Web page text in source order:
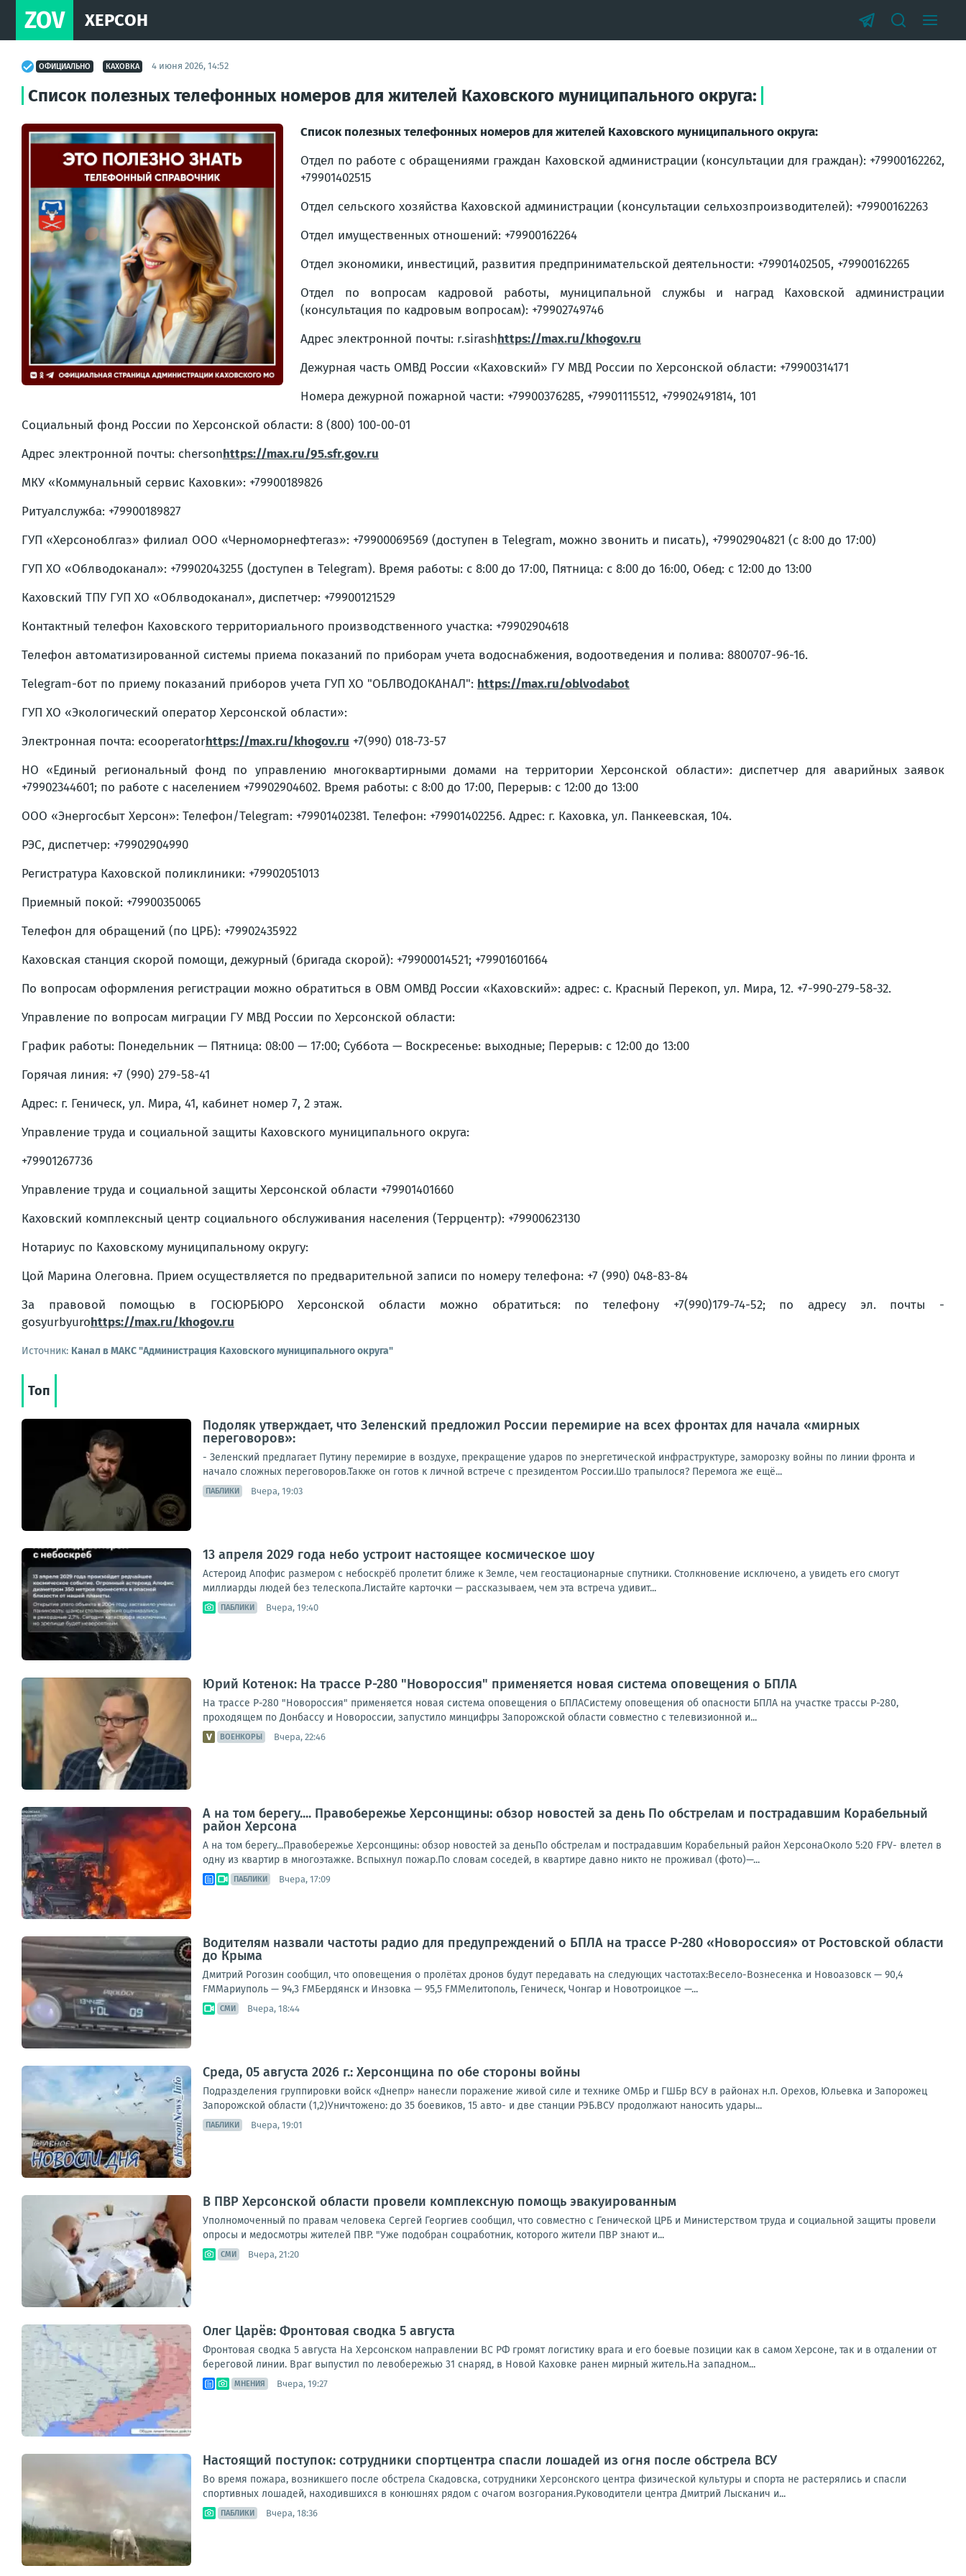
ZOV ХЕРСОН
ОФИЦИАЛЬНО КАХОВКА 4 июня 2026, 14:52
Список полезных телефонных номеров для жителей Каховского муниципального округа:
Список полезных телефонных номеров для жителей Каховского муниципального округа:
Отдел по работе с обращениями граждан Каховской администрации (консультации для граждан): +79900162262,
+79901402515
Отдел сельского хозяйства Каховской администрации (консультации сельхозпроизводителей): +79900162263
Отдел имущественных отношений: +79900162264
Отдел экономики, инвестиций, развития предпринимательской деятельности: +79901402505, +79900162265
Отдел по вопросам кадровой работы, муниципальной службы и наград Каховской администрации
(консультация по кадровым вопросам): +79902749746
Адрес электронной почты: r.sirashhttps://max.ru/khogov.ru
Дежурная часть ОМВД России «Каховский» ГУ МВД России по Херсонской области: +79900314171
Номера дежурной пожарной части: +79900376285, +79901115512, +79902491814, 101
Социальный фонд России по Херсонской области: 8 (800) 100-00-01
Адрес электронной почты: chersonhttps://max.ru/95.sfr.gov.ru
МКУ «Коммунальный сервис Каховки»: +79900189826
Ритуалслужба: +79900189827
ГУП «Херсоноблгаз» филиал ООО «Черноморнефтегаз»: +79900069569 (доступен в Telegram, можно звонить и писать), +79902904821 (с 8:00 до 17:00)
ГУП ХО «Облводоканал»: +79902043255 (доступен в Telegram). Время работы: с 8:00 до 17:00, Пятница: с 8:00 до 16:00, Обед: с 12:00 до 13:00
Каховский ТПУ ГУП ХО «Облводоканал», диспетчер: +79900121529
Контактный телефон Каховского территориального производственного участка: +79902904618
Телефон автоматизированной системы приема показаний по приборам учета водоснабжения, водоотведения и полива: 8800707-96-16.
Telegram-бот по приему показаний приборов учета ГУП ХО "ОБЛВОДОКАНАЛ": https://max.ru/oblvodabot
ГУП ХО «Экологический оператор Херсонской области»:
Электронная почта: ecooperatorhttps://max.ru/khogov.ru +7(990) 018-73-57
НО «Единый региональный фонд по управлению многоквартирными домами на территории Херсонской области»: диспетчер для аварийных заявок
+79902344601; по работе с населением +79902904602. Время работы: с 8:00 до 17:00, Перерыв: с 12:00 до 13:00
ООО «Энергосбыт Херсон»: Телефон/Telegram: +79901402381. Телефон: +79901402256. Адрес: г. Каховка, ул. Панкеевская, 104.
РЭС, диспетчер: +79902904990
Регистратура Каховской поликлиники: +79902051013
Приемный покой: +79900350065
Телефон для обращений (по ЦРБ): +79902435922
Каховская станция скорой помощи, дежурный (бригада скорой): +79900014521; +79901601664
По вопросам оформления регистрации можно обратиться в ОВМ ОМВД России «Каховский»: адрес: с. Красный Перекоп, ул. Мира, 12. +7-990-279-58-32.
Управление по вопросам миграции ГУ МВД России по Херсонской области:
График работы: Понедельник — Пятница: 08:00 — 17:00; Суббота — Воскресенье: выходные; Перерыв: с 12:00 до 13:00
Горячая линия: +7 (990) 279-58-41
Адрес: г. Геническ, ул. Мира, 41, кабинет номер 7, 2 этаж.
Управление труда и социальной защиты Каховского муниципального округа:
+79901267736
Управление труда и социальной защиты Херсонской области +79901401660
Каховский комплексный центр социального обслуживания населения (Террцентр): +79900623130
Нотариус по Каховскому муниципальному округу:
Цой Марина Олеговна. Прием осуществляется по предварительной записи по номеру телефона: +7 (990) 048-83-84
За правовой помощью в ГОСЮРБЮРО Херсонской области можно обратиться: по телефону +7(990)179-74-52; по адресу эл. почты -
gosyurbyurohttps://max.ru/khogov.ru
Источник: Канал в МАКС "Администрация Каховского муниципального округа"
Топ
Подоляк утверждает, что Зеленский предложил России перемирие на всех фронтах для начала «мирных
переговоров»:
- Зеленский предлагает Путину перемирие в воздухе, прекращение ударов по энергетической инфраструктуре, заморозку войны по линии фронта и
начало сложных переговоров.Также он готов к личной встрече с президентом России.Шо трапылося? Перемога же ещё...
ПАБЛИКИ Вчера, 19:03
13 апреля 2029 года небо устроит настоящее космическое шоу
Астероид Апофис размером с небоскрёб пролетит ближе к Земле, чем геостационарные спутники. Столкновение исключено, а увидеть его смогут
миллиарды людей без телескопа.Листайте карточки — рассказываем, чем эта встреча удивит...
ПАБЛИКИ Вчера, 19:40
Юрий Котенок: На трассе Р-280 "Новороссия" применяется новая система оповещения о БПЛА
На трассе Р-280 "Новороссия" применяется новая система оповещения о БПЛАСистему оповещения об опасности БПЛА на участке трассы Р-280,
проходящем по Донбассу и Новороссии, запустило минцифры Запорожской области совместно с телевизионной и...
ВОЕНКОРЫ Вчера, 22:46
А на том берегу.... Правобережье Херсонщины: обзор новостей за день По обстрелам и пострадавшим Корабельный
район Херсона
А на том берегу...Правобережье Херсонщины: обзор новостей за деньПо обстрелам и пострадавшим Корабельный район ХерсонаОколо 5:20 FPV- влетел в
одну из квартир в многоэтажке. Вспыхнул пожар.По словам соседей, в квартире давно никто не проживал (фото)—...
ПАБЛИКИ Вчера, 17:09
Водителям назвали частоты радио для предупреждений о БПЛА на трассе Р-280 «Новороссия» от Ростовской области
до Крыма
Дмитрий Рогозин сообщил, что оповещения о пролётах дронов будут передавать на следующих частотах:Весело-Вознесенка и Новоазовск — 90,4
FMМариуполь — 94,3 FMБердянск и Инзовка — 95,5 FMМелитополь, Геническ, Чонгар и Новотроицкое —...
СМИ Вчера, 18:44
Среда, 05 августа 2026 г.: Херсонщина по обе стороны войны
Подразделения группировки войск «Днепр» нанесли поражение живой силе и технике ОМБр и ГШБр ВСУ в районах н.п. Орехов, Юльевка и Запорожец
Запорожской области (1,2)Уничтожено: до 35 боевиков, 15 авто- и две станции РЭБ.ВСУ продолжают наносить удары...
ПАБЛИКИ Вчера, 19:01
В ПВР Херсонской области провели комплексную помощь эвакуированным
Уполномоченный по правам человека Сергей Георгиев сообщил, что совместно с Генической ЦРБ и Министерством труда и социальной защиты провели
опросы и медосмотры жителей ПВР. "Уже подобран соцработник, которого жители ПВР знают и...
СМИ Вчера, 21:20
Олег Царёв: Фронтовая сводка 5 августа
Фронтовая сводка 5 августа На Херсонском направлении ВС РФ громят логистику врага и его боевые позиции как в самом Херсоне, так и в отдалении от
береговой линии. Враг выпустил по левобережью 31 снаряд, в Новой Каховке ранен мирный житель.На западном...
МНЕНИЯ Вчера, 19:27
Настоящий поступок: сотрудники спортцентра спасли лошадей из огня после обстрела ВСУ
Во время пожара, возникшего после обстрела Скадовска, сотрудники Херсонского центра физической культуры и спорта не растерялись и спасли
спортивных лошадей, находившихся в конюшнях рядом с очагом возгорания.Руководители центра Дмитрий Лысканич и...
ПАБЛИКИ Вчера, 18:36